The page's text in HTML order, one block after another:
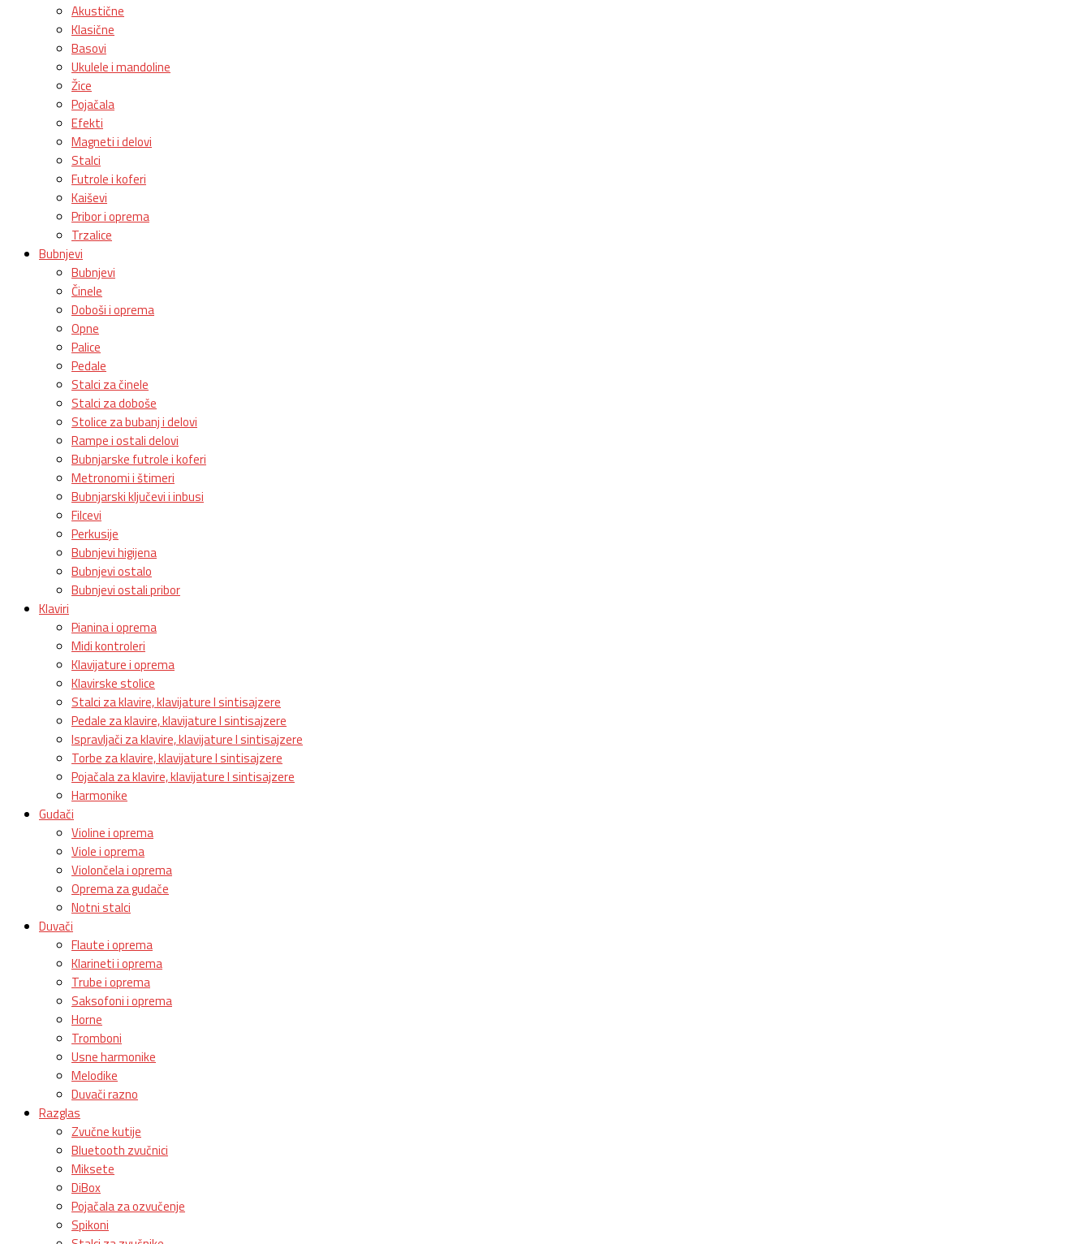
Akustične
Klasične
Basovi
Ukulele i mandoline
Žice
Pojačala
Efekti
Magneti i delovi
Stalci
Futrole i koferi
Kaiševi
Pribor i oprema
Trzalice
Bubnjevi
Bubnjevi
Činele
Doboši i oprema
Opne
Palice
Pedale
Stalci za činele
Stalci za doboše
Stolice za bubanj i delovi
Rampe i ostali delovi
Bubnjarske futrole i koferi
Metronomi i štimeri
Bubnjarski ključevi i inbusi
Filcevi
Perkusije
Bubnjevi higijena
Bubnjevi ostalo
Bubnjevi ostali pribor
Klaviri
Pianina i oprema
Midi kontroleri
Klavijature i oprema
Klavirske stolice
Stalci za klavire, klavijature I sintisajzere
Pedale za klavire, klavijature I sintisajzere
Ispravljači za klavire, klavijature I sintisajzere
Torbe za klavire, klavijature I sintisajzere
Pojačala za klavire, klavijature I sintisajzere
Harmonike
Gudači
Violine i oprema
Viole i oprema
Violončela i oprema
Oprema za gudače
Notni stalci
Duvači
Flaute i oprema
Klarineti i oprema
Trube i oprema
Saksofoni i oprema
Horne
Tromboni
Usne harmonike
Melodike
Duvači razno
Razglas
Zvučne kutije
Bluetooth zvučnici
Miksete
DiBox
Pojačala za ozvučenje
Spikoni